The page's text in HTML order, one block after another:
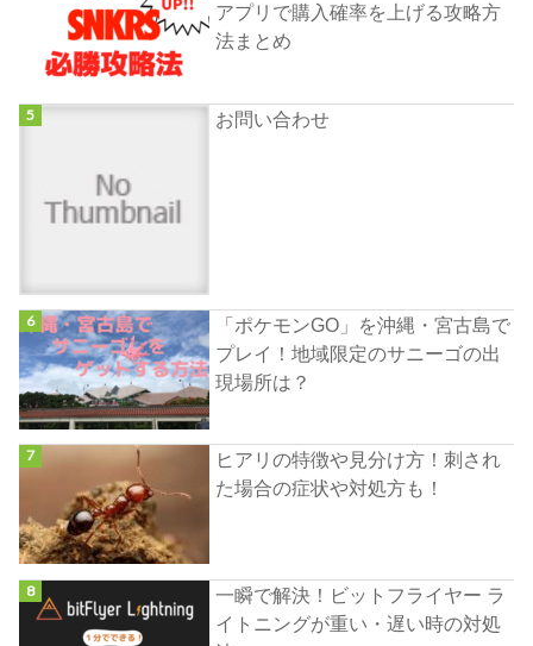
アプリで購入確率を上げる攻略方
法まとめ
お問い合わせ
「ポケモンGO」を沖縄・宮古島で
プレイ！地域限定のサニーゴの出
現場所は？
ヒアリの特徴や見分け方！刺され
た場合の症状や対処方も！
一瞬で解決！ビットフライヤー ラ
イトニングが重い・遅い時の対処